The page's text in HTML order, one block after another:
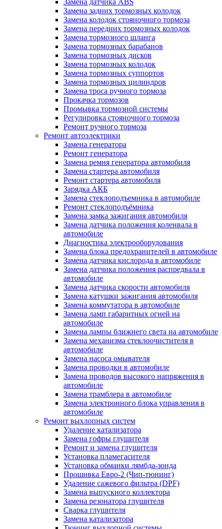
Замена датчика ABS
Замена задних тормозных колодок
Замена колодок стояночного тормоза
Замена передних тормозных колодок
Замена тормозного шланга
Замена тормозных барабанов
Замена тормозных дисков
Замена тормозных колодок
Замена тормозных суппортов
Замена тормозных цилиндров
Замена троса ручного тормоза
Прокачка тормозов
Промывка тормозной системы
Регулировка стояночного тормоза
Ремонт ручного тормоза
Ремонт автоэлектрики
Замена генератора
Ремонт генератора
Замена ремня генератора автомобиля
Замена стартера автомобиля
Ремонт стартера автомобиля
Зарядка АКБ
Замена стеклоподъемника в автомобиле
Ремонт стеклоподъёмника
Замена замка зажигания автомобиля
Замена датчика положения коленвала в
автомобиле
Диагностика электрооборудования
Замена блока предохранителей в автомобиле
Замена датчика кислорода в автомобиле
Замена датчика положения распредвала в
автомобиле
Замена датчика скорости автомобиля
Замена катушки зажигания автомобиля
Замена коммутатора в автомобиле
Замена ламп габаритных огней на
автомобиле
Замена лампы ближнего света на автомобиле
Замена механизма стеклоочистителя в
автомобиле
Замена насоса омывателя
Замена проводки в автомобиле
Замена проводов высокого напряжения в
автомобиле
Замена трамблера в автомобиле
Замена электронного блока управления в
автомобиле
Ремонт выхлопных систем
Удаление катализатора
Замена гофры глушителя
Ремонт и замена глушителя
Установка пламегасителя
Установка обманки лямбда-зонда
Прошивка Евро-2 (Чип-тюнинг)
Удаление сажевого фильтра (DPF)
Замена выпускного коллектора
Замена резонатора глушителя
Сварка глушителя
Замена катализатора